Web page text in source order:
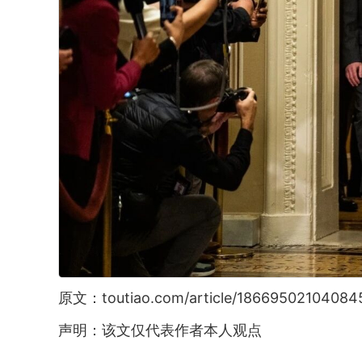
原文：toutiao.com/article/
声明：该文仅代表作者本人观点